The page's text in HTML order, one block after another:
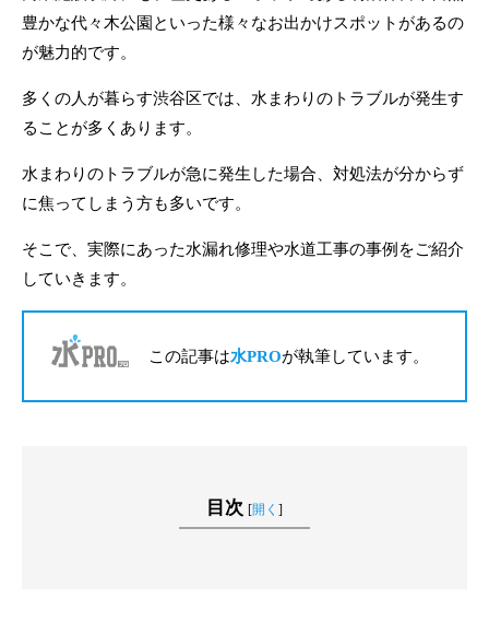
豊かな代々木公園といった様々なお出かけスポットがあるの
が魅力的です。
多くの人が暮らす渋谷区では、水まわりのトラブルが発生す
ることが多くあります。
水まわりのトラブルが急に発生した場合、対処法が分からず
に焦ってしまう方も多いです。
そこで、実際にあった水漏れ修理や水道工事の事例をご紹介
していきます。
この記事は水PROが執筆しています。
目次 [開く ]